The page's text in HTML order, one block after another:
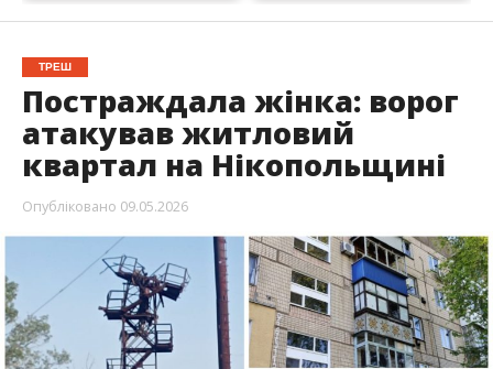
ТРЕШ
Постраждала жінка: ворог
атакував житловий
квартал на Нікопольщині
Опубліковано 09.05.2026